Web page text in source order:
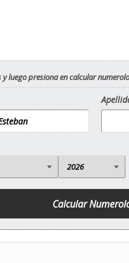
luego presiona en calcular